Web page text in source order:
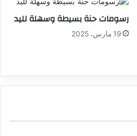
رسومات حنة بسيطة وسهلة لليد
19 مارس، 2025